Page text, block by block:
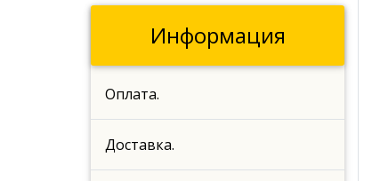
Информация
Оплата.
Доставка.